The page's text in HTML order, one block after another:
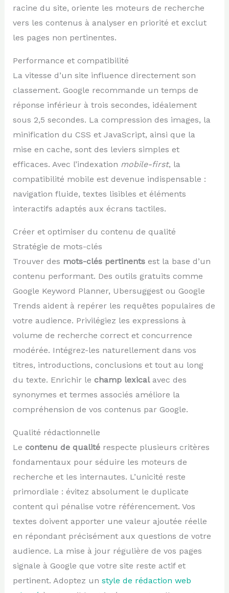
racine du site, oriente les moteurs de recherche
vers les contenus à analyser en priorité et exclut
les pages non pertinentes.
Performance et compatibilité
La vitesse d’un site influence directement son
classement. Google recommande un temps de
réponse inférieur à trois secondes, idéalement
sous 2,5 secondes. La compression des images, la
minification du CSS et JavaScript, ainsi que la
mise en cache, sont des leviers simples et
efficaces. Avec l’indexation mobile-first, la
compatibilité mobile est devenue indispensable :
navigation fluide, textes lisibles et éléments
interactifs adaptés aux écrans tactiles.
Créer et optimiser du contenu de qualité
Stratégie de mots-clés
Trouver des mots-clés pertinentsest la base d’un
contenu performant. Des outils gratuits comme
Google Keyword Planner, Ubersuggest ou Google
Trends aident à repérer les requêtes populaires de
votre audience. Privilégiez les expressions à
volume de recherche correct et concurrence
modérée. Intégrez-les naturellement dans vos
titres, introductions, conclusions et tout au long
du texte. Enrichir le champ lexicalavec des
synonymes et termes associés améliore la
compréhension de vos contenus par Google.
Qualité rédactionnelle
Le contenu de qualitérespecte plusieurs critères
fondamentaux pour séduire les moteurs de
recherche et les internautes. L’unicité reste
primordiale : évitez absolument le duplicate
content qui pénalise votre référencement. Vos
textes doivent apporter une valeur ajoutée réelle
en répondant précisément aux questions de votre
audience. La mise à jour régulière de vos pages
signale à Google que votre site reste actif et
pertinent. Adoptez un style de rédaction web